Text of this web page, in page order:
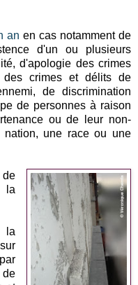
an en cas notamment de
d'un ou plusieurs
d'apologie des crimes
des crimes et délits de
de discrimination
de personnes à raison
ou de leur non-
nation, une race ou une
de
la
la
de